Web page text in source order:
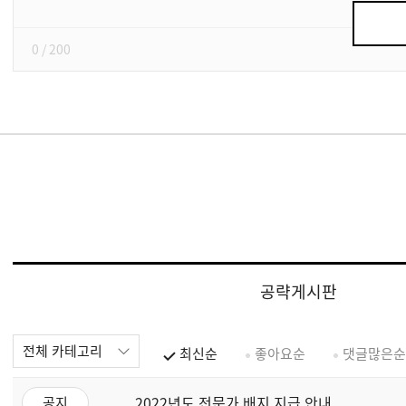
0 / 200
공략게시판
전체 카테고리 최신순 좋아요순 댓글많은순